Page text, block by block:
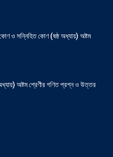
ও সন্নিহিত কোণ (ষষ্ঠ অধ্যায়) অষ্টম
অষ্টম শ্রেণীর গণিত প্রশ্ন ও উত্তর